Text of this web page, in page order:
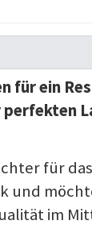
für ein
für
und
im